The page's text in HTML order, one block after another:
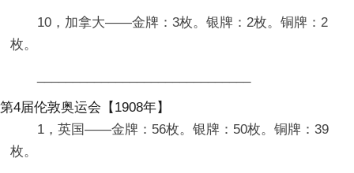
10，加拿大——金牌：3枚。银牌：2枚。铜牌：2
枚。
第4届伦敦奥运会【1908年】
1，英国——金牌：56枚。银牌：50枚。铜牌：39
枚。